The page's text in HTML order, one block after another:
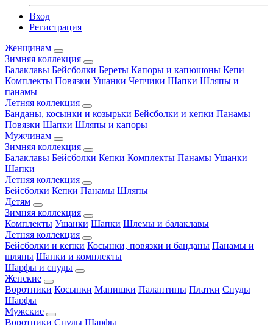
Вход
Регистрация
Женщинам
Зимняя коллекция
Балаклавы Бейсболки Береты Капоры и капюшоны Кепи
Комплекты Повязки Ушанки Чепчики Шапки Шляпы и
панамы
Летняя коллекция
Банданы, косынки и козырьки Бейсболки и кепки Панамы
Повязки Шапки Шляпы и капоры
Мужчинам
Зимняя коллекция
Балаклавы Бейсболки Кепки Комплекты Панамы Ушанки
Шапки
Летняя коллекция
Бейсболки Кепки Панамы Шляпы
Детям
Зимняя коллекция
Комплекты Ушанки Шапки Шлемы и балаклавы
Летняя коллекция
Бейсболки и кепки Косынки, повязки и банданы Панамы и
шляпы Шапки и комплекты
Шарфы и снуды
Женские
Воротники Косынки Манишки Палантины Платки Снуды
Шарфы
Мужские
Воротники Снуды Шарфы